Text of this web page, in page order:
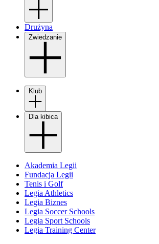
Drużyna
Zwiedzanie
Klub
Dla kibica
Akademia Legii
Fundacja Legii
Tenis i Golf
Legia Athletics
Legia Biznes
Legia Soccer Schools
Legia Sport Schools
Legia Training Center